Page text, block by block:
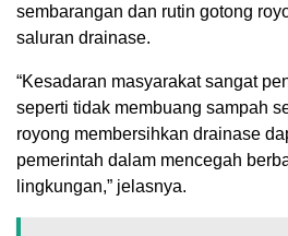
sembarangan dan rutin gotong
saluran drainase.
“Kesadaran masyarakat sangat
seperti tidak membuang sampah
royong membersihkan drainase
pemerintah dalam mencegah
lingkungan,” jelasnya.